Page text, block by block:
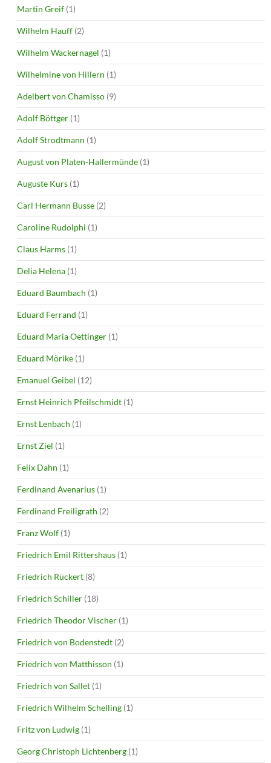
Martin Greif (1)
Wilhelm Hauff (2)
Wilhelm Wackernagel (1)
Wilhelmine von Hillern (1)
Adelbert von Chamisso (9)
Adolf Böttger (1)
Adolf Strodtmann (1)
August von Platen-Hallermünde (1)
Auguste Kurs (1)
Carl Hermann Busse (2)
Caroline Rudolphi (1)
Claus Harms (1)
Delia Helena (1)
Eduard Baumbach (1)
Eduard Ferrand (1)
Eduard Maria Oettinger (1)
Eduard Mörike (1)
Emanuel Geibel (12)
Ernst Heinrich Pfeilschmidt (1)
Ernst Lenbach (1)
Ernst Ziel (1)
Felix Dahn (1)
Ferdinand Avenarius (1)
Ferdinand Freiligrath (2)
Franz Wolf (1)
Friedrich Emil Rittershaus (1)
Friedrich Rückert (8)
Friedrich Schiller (18)
Friedrich Theodor Vischer (1)
Friedrich von Bodenstedt (2)
Friedrich von Matthisson (1)
Friedrich von Sallet (1)
Friedrich Wilhelm Schelling (1)
Fritz von Ludwig (1)
Georg Christoph Lichtenberg (1)